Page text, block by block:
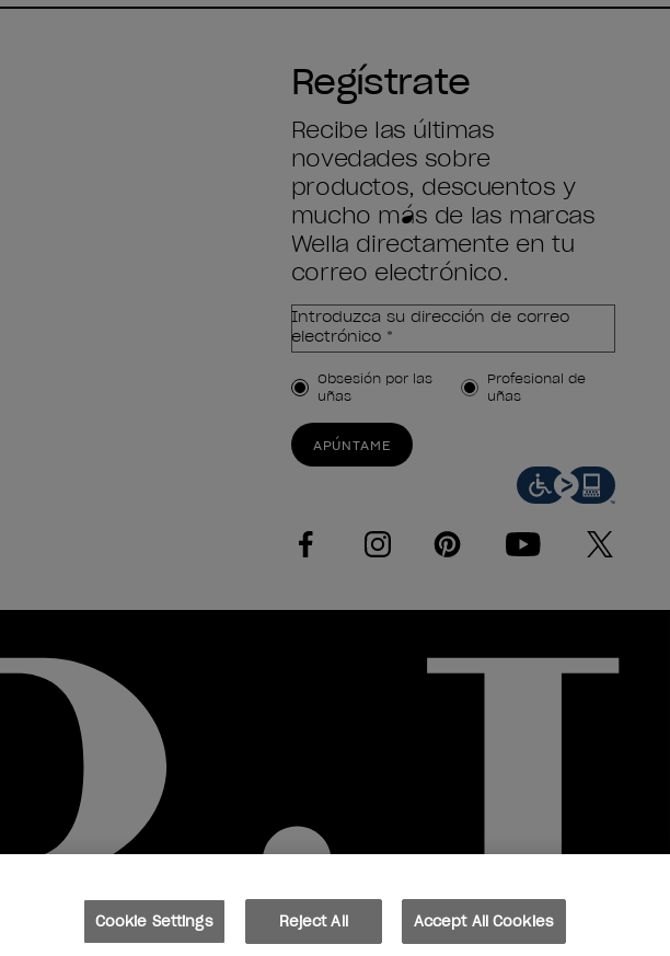
Regístrate
Recibe las últimas
novedades sobre
productos, descuentos y
mucho más de las marcas
Wella directamente en tu
correo electrónico.
Introduzca su dirección de correo
electrónico *
Tipo de cliente
Obsesión por las
uñas
Profesional de
uñas
APÚNTAME
Cookie Settings Reject All Accept All Cookies